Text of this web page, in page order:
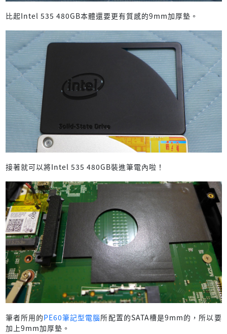
比起Intel 535 480GB本體還要更有質感的9mm加厚墊。
接著就可以將Intel 535 480GB裝進筆電內啦！
筆者所用的PE60筆記型電腦所配置的SATA槽是9mm的，所以要
加上9mm加厚墊。